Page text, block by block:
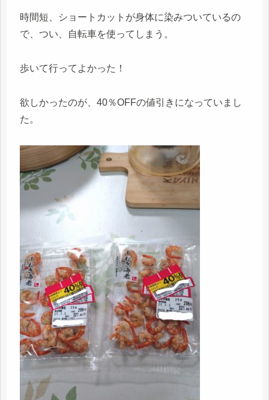
時間短、ショートカットが身体に染みついているの
で、つい、自転車を使ってしまう。
歩いて行ってよかった！
欲しかったのが、40％OFFの値引きになっていまし
た。